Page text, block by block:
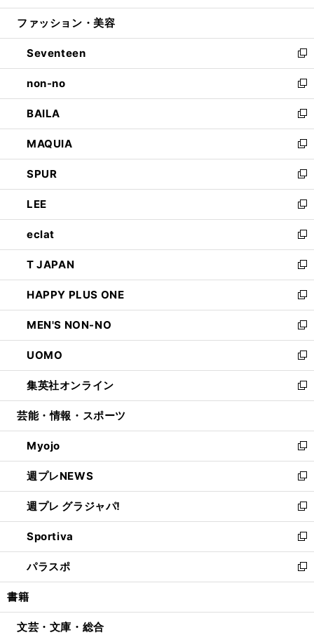
開
ウ
開
く
ン
ウ
で
開
く
ウ
ン
ド
ウ
で
開
く
ファッション・美容
Seventeen
新
し
い
ウ
ィ
ン
ド
ウ
で
開
く
non-no
新
し
い
ウ
ィ
ン
ド
ウ
で
開
く
BAILA
新
し
い
ウ
ィ
ン
ド
ウ
で
開
く
MAQUIA
新
し
い
ウ
ィ
ン
ド
ウ
で
開
く
SPUR
新
し
い
ウ
ィ
ン
ド
ウ
で
開
く
LEE
新
し
い
ウ
ィ
ン
ド
ウ
で
開
く
eclat
新
し
い
ウ
ィ
ン
ド
ウ
で
開
く
T JAPAN
新
し
い
ウ
ィ
ン
ド
ウ
で
開
HAPPY PLUS ONE
新
し
い
ウ
ィ
ン
ド
ウ
開
く
MEN'S NON-NO
新
し
い
ウ
ィ
ン
ウ
で
開
く
UOMO
新
し
い
ウ
ン
ド
ウ
で
開
く
集英社オンライン
新
し
ウ
ィ
ン
ド
ウ
で
開
く
芸能・情報・スポーツ
Myojo
新
し
い
ウ
ィ
ン
ド
ウ
で
開
週プレNEWS
新
し
い
ウ
ィ
ン
ド
ウ
開
週プレ グラジャパ!
新
し
い
ウ
ィ
ン
ウ
Sportiva
新
し
い
ウ
ン
パラスポ
新
し
ウ
書籍
文芸・文庫・総合